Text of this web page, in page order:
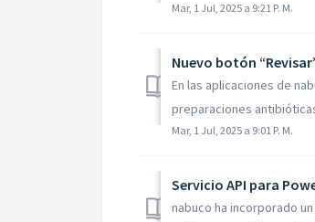
Mar, 1 Jul, 2025 a 9:21 P. M.
En las aplicaciones de
preparaciones
Mar, 1 Jul, 2025 a 9:01 P. M.
Servicio API para
nabuco ha incorporado